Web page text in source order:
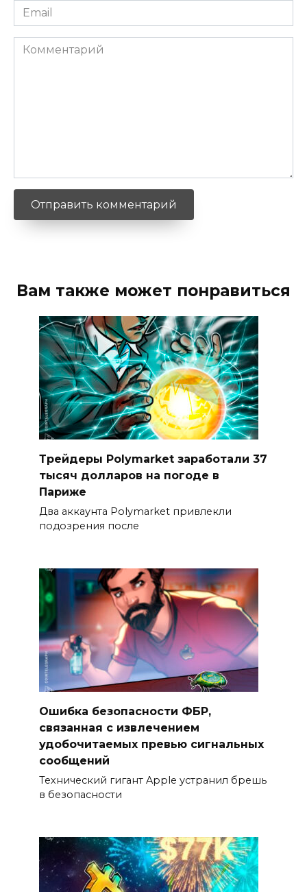
Email
*
Комментарий
Вам также может понравиться
Трейдеры Polymarket заработали 37
тысяч долларов на погоде в
Париже
Два аккаунта Polymarket привлекли
подозрения после
Ошибка безопасности ФБР,
связанная с извлечением
удобочитаемых превью сигнальных
сообщений
Технический гигант Apple устранил брешь
в безопасности